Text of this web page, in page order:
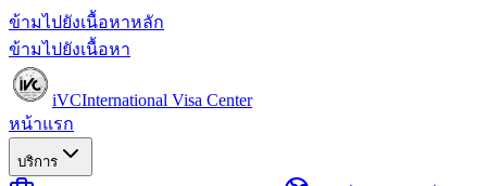
ข้ามไปยังเนื้อหาหลัก
ข้ามไปยังเนื้อหา
iVCInternational Visa Center
หน้าแรก
บริการ